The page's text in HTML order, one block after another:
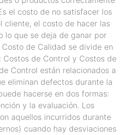
el costo de no satisfacer los
cliente, el costo de hacer las
lo que se deja de ganar por
de Calidad se divide en
Costos de Control y Costos de
Control están relacionados a
eliminan defectos durante la
hacerse en dos formas:
y la evaluación. Los
aquellos incurridos durante
cuando hay desviaciones